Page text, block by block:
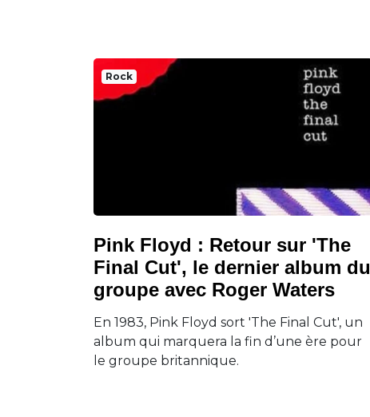
Rock
Pink Floyd : Retour sur 'The
Final Cut', le dernier album du
groupe avec Roger Waters
En 1983, Pink Floyd sort 'The Final Cut', un
album qui marquera la fin d’une ère pour
le groupe britannique.